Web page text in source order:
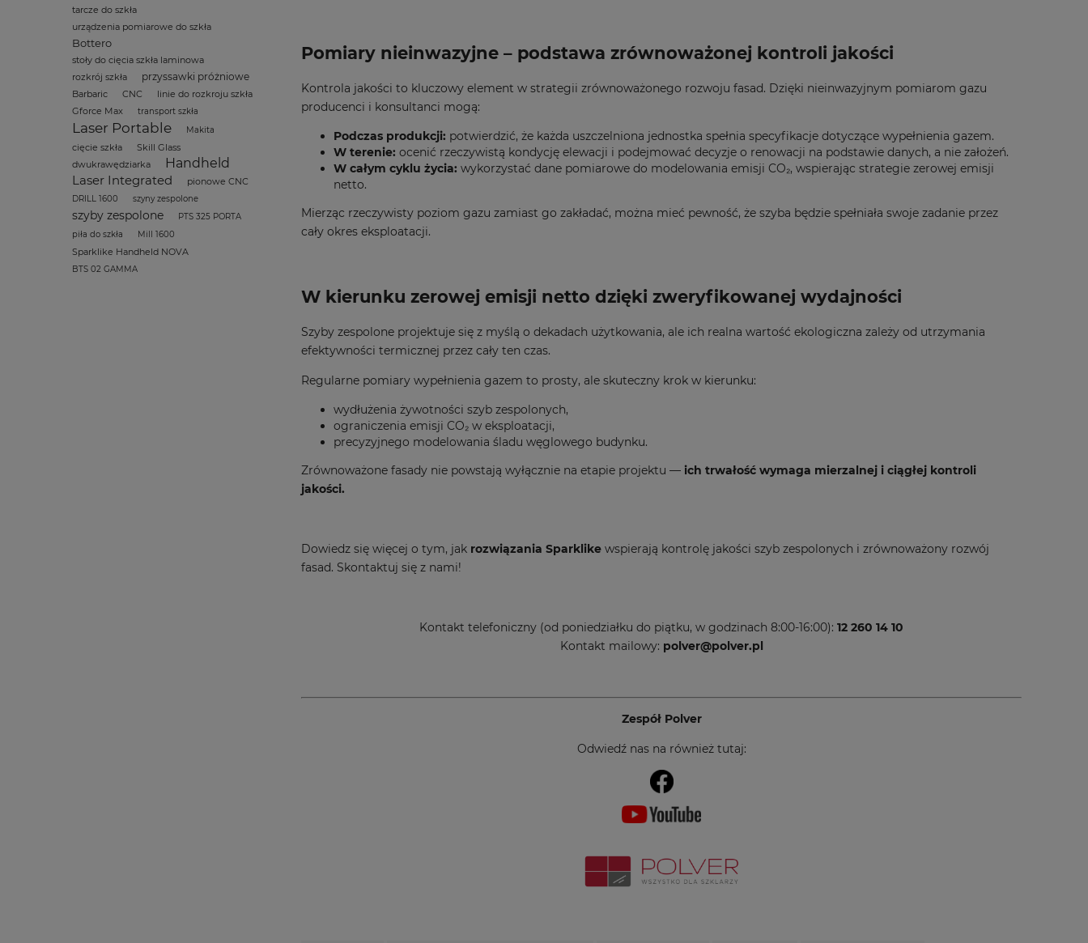
tarcze do szkła
urządzenia pomiarowe do szkła
Bottero
stoły do cięcia szkła laminowa
rozkrój szkła
przyssawki próżniowe
Barbaric CNC
linie do rozkroju szkła
Gforce Max
transport szkła
Laser Portable Makita
cięcie szkła
Skill Glass
dwukrawędziarka
Handheld
Laser Integrated
pionowe CNC
DRILL 1600 szyny zespolone
szyby zespolone
PTS 325 PORTA
piła do szkła
Mill 1600
Sparklike Handheld NOVA
BTS 02 GAMMA
Pomiary nieinwazyjne – podstawa zrównoważonej kontroli jakości
Kontrola jakości to kluczowy element w strategii zrównoważonego rozwoju fasad. Dzięki nieinwazyjnym pomiarom gazu
producenci i konsultanci mogą:
Podczas produkcji: potwierdzić, że każda uszczelniona jednostka spełnia specyfikacje dotyczące wypełnienia gazem.
W terenie: ocenić rzeczywistą kondycję elewacji i podejmować decyzje o renowacji na podstawie danych, a nie założeń.
W całym cyklu życia: wykorzystać dane pomiarowe do modelowania emisji CO₂, wspierając strategie zerowej emisji
netto.
Mierząc rzeczywisty poziom gazu zamiast go zakładać, można mieć pewność, że szyba będzie spełniała swoje zadanie przez
cały okres eksploatacji.
W kierunku zerowej emisji netto dzięki zweryfikowanej wydajności
Szyby zespolone projektuje się z myślą o dekadach użytkowania, ale ich realna wartość ekologiczna zależy od utrzymania
efektywności termicznej przez cały ten czas.
Regularne pomiary wypełnienia gazem to prosty, ale skuteczny krok w kierunku:
wydłużenia żywotności szyb zespolonych,
ograniczenia emisji CO₂ w eksploatacji,
precyzyjnego modelowania śladu węglowego budynku.
Zrównoważone fasady nie powstają wyłącznie na etapie projektu — ich trwałość wymaga mierzalnej i ciągłej kontroli
jakości.
Dowiedz się więcej o tym, jak rozwiązania Sparklike wspierają kontrolę jakości szyb zespolonych i zrównoważony rozwój
fasad. Skontaktuj się z nami!
Kontakt telefoniczny (od poniedziałku do piątku, w godzinach 8:00-16:00): 12 260 14 10
Kontakt mailowy: polver@polver.pl
Zespół Polver
Odwiedź nas na również tutaj: